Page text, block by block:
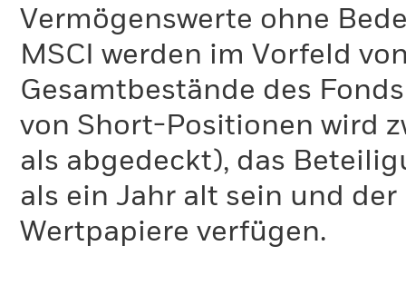
Vermögenswerte ohne
MSCI werden im Vorfeld
Gesamtbestände des
von Short-Positionen wird
als abgedeckt), das
als ein Jahr alt sein und
Wertpapiere verfügen.